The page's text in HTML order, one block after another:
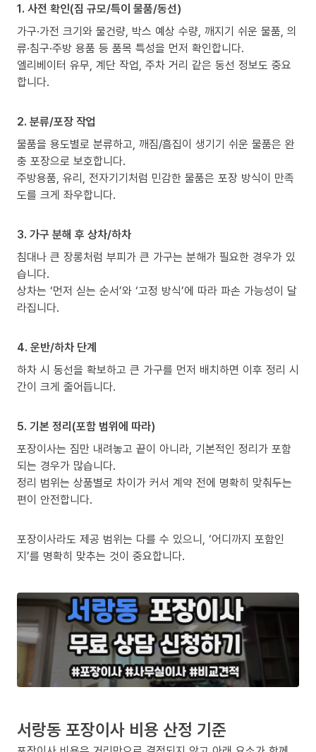
1. 사전 확인(짐 규모/특이 물품/동선)
가구·가전 크기와 물건량, 박스 예상 수량, 깨지기 쉬운 물품, 의
류·침구·주방 용품 등 품목 특성을 먼저 확인합니다.
엘리베이터 유무, 계단 작업, 주차 거리 같은 동선 정보도 중요
합니다.
2. 분류/포장 작업
물품을 용도별로 분류하고, 깨짐/흠집이 생기기 쉬운 물품은 완
충 포장으로 보호합니다.
주방용품, 유리, 전자기기처럼 민감한 물품은 포장 방식이 만족
도를 크게 좌우합니다.
3. 가구 분해 후 상차/하차
침대나 큰 장롱처럼 부피가 큰 가구는 분해가 필요한 경우가 있
습니다.
상차는 ‘먼저 싣는 순서’와 ‘고정 방식’에 따라 파손 가능성이 달
라집니다.
4. 운반/하차 단계
하차 시 동선을 확보하고 큰 가구를 먼저 배치하면 이후 정리 시
간이 크게 줄어듭니다.
5. 기본 정리(포함 범위에 따라)
포장이사는 짐만 내려놓고 끝이 아니라, 기본적인 정리가 포함
되는 경우가 많습니다.
정리 범위는 상품별로 차이가 커서 계약 전에 명확히 맞춰두는
편이 안전합니다.
포장이사라도 제공 범위는 다를 수 있으니, ‘어디까지 포함인
지’를 명확히 맞추는 것이 중요합니다.
서랑동 포장이사 비용 산정 기준